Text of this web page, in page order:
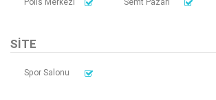
SITE
Spor Salonu